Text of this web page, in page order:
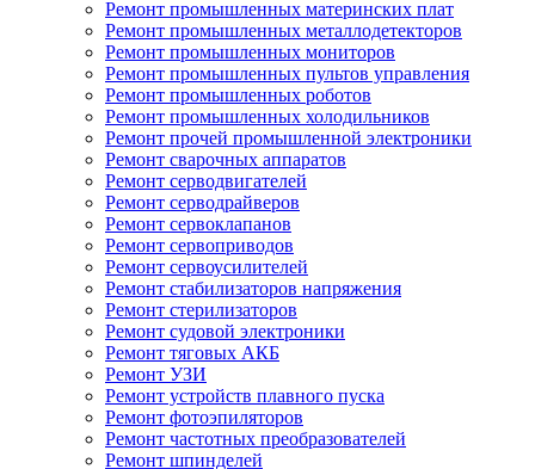
Ремонт промышленных материнских плат
Ремонт промышленных металлодетекторов
Ремонт промышленных мониторов
Ремонт промышленных пультов управления
Ремонт промышленных роботов
Ремонт промышленных холодильников
Ремонт прочей промышленной электроники
Ремонт сварочных аппаратов
Ремонт серводвигателей
Ремонт серводрайверов
Ремонт сервоклапанов
Ремонт сервоприводов
Ремонт сервоусилителей
Ремонт стабилизаторов напряжения
Ремонт стерилизаторов
Ремонт судовой электроники
Ремонт тяговых АКБ
Ремонт УЗИ
Ремонт устройств плавного пуска
Ремонт фотоэпиляторов
Ремонт частотных преобразователей
Ремонт шпинделей